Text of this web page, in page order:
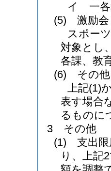
イ 一各
(5) 激励会
スポー
対象とし
各課、教
(6) その他
上記(1)
表す場合
るものに
3 その他
(1) 支出限
り、上記